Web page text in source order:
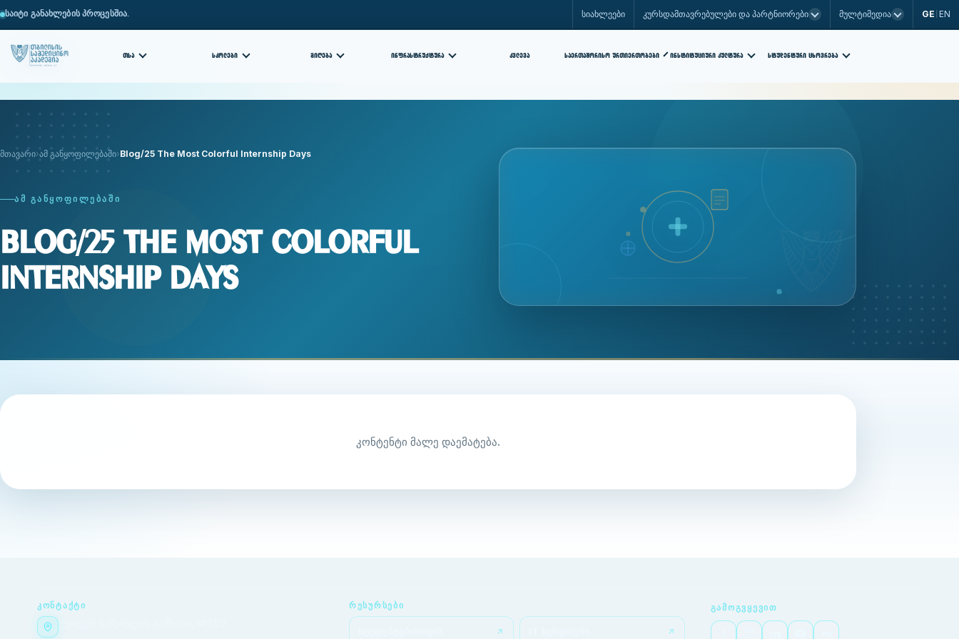
საიტი განახლების პროცესშია. სიახლეები კურსდამთავრებულები და პარტნიორები მულტიმედია GE EN
ᲗᲡᲐ ᲡᲙᲝᲚᲔᲑᲘ ᲛᲘᲦᲔᲑᲐ ᲘᲜᲤᲠᲐᲡᲢᲠᲣᲥᲢᲣᲠᲐ ᲙᲕᲚᲔᲕᲐ ᲡᲐᲔᲠᲗᲐᲨᲝᲠᲘᲡᲝ ᲣᲠᲗᲘᲔᲠᲗᲝᲑᲔᲑᲘ ᲘᲜᲡᲢᲘᲢᲣᲪᲘᲣᲠᲘ ᲙᲣᲚᲢᲣᲠᲐ ᲡᲢᲣᲓᲔᲜᲢᲣᲠᲘ ᲪᲮᲝᲕᲠᲔᲑᲐ
მთავარი ამ განყოფილებაში Blog/25 The Most Colorful Internship Days
ᲐᲛ ᲒᲐᲜᲧᲝᲤᲘᲚᲔᲑᲐᲨᲘ
Blog/25 The Most Colorful
Internship Days
კონტენტი მალე დაემატება.
ᲙᲝᲜᲢᲐᲥᲢᲘ ᲠᲔᲡᲣᲠᲡᲔᲑᲘ ᲒᲐᲛᲝᲒᲕᲧᲔᲕᲘᲗ